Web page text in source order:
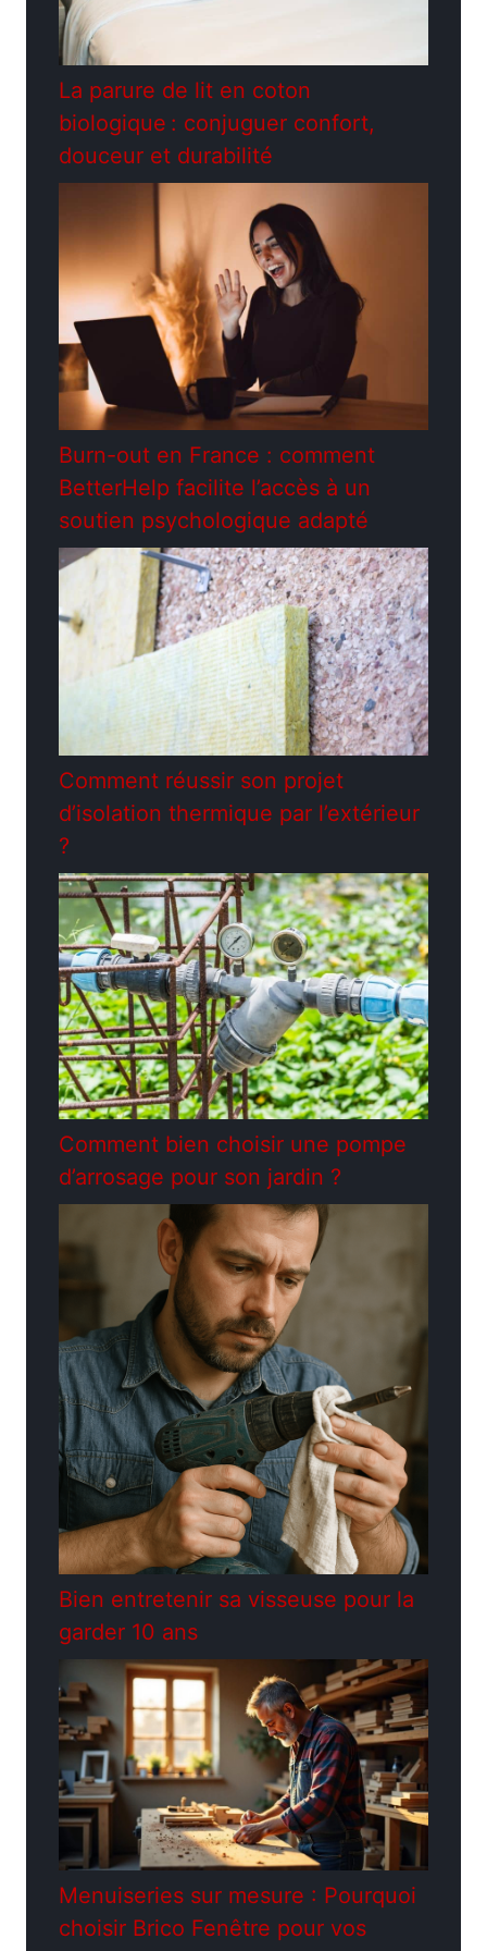
La parure de lit en coton
biologique : conjuguer confort,
douceur et durabilité
Burn-out en France : comment
BetterHelp facilite l’accès à un
soutien psychologique adapté
Comment réussir son projet
d’isolation thermique par l’extérieur
?
Comment bien choisir une pompe
d’arrosage pour son jardin ?
Bien entretenir sa visseuse pour la
garder 10 ans
Menuiseries sur mesure : Pourquoi
choisir Brico Fenêtre pour vos